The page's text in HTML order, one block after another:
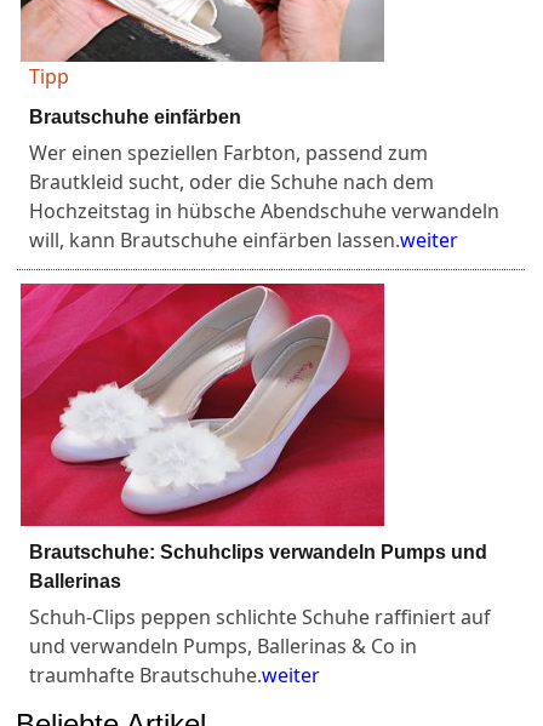
Tipp
Brautschuhe einfärben
Wer einen speziellen Farbton, passend zum
Brautkleid sucht, oder die Schuhe nach dem
Hochzeitstag in hübsche Abendschuhe verwandeln
will, kann Brautschuhe einfärben lassen.weiter
Brautschuhe: Schuhclips verwandeln Pumps und
Ballerinas
Schuh-Clips peppen schlichte Schuhe raffiniert auf
und verwandeln Pumps, Ballerinas & Co in
traumhafte Brautschuhe.weiter